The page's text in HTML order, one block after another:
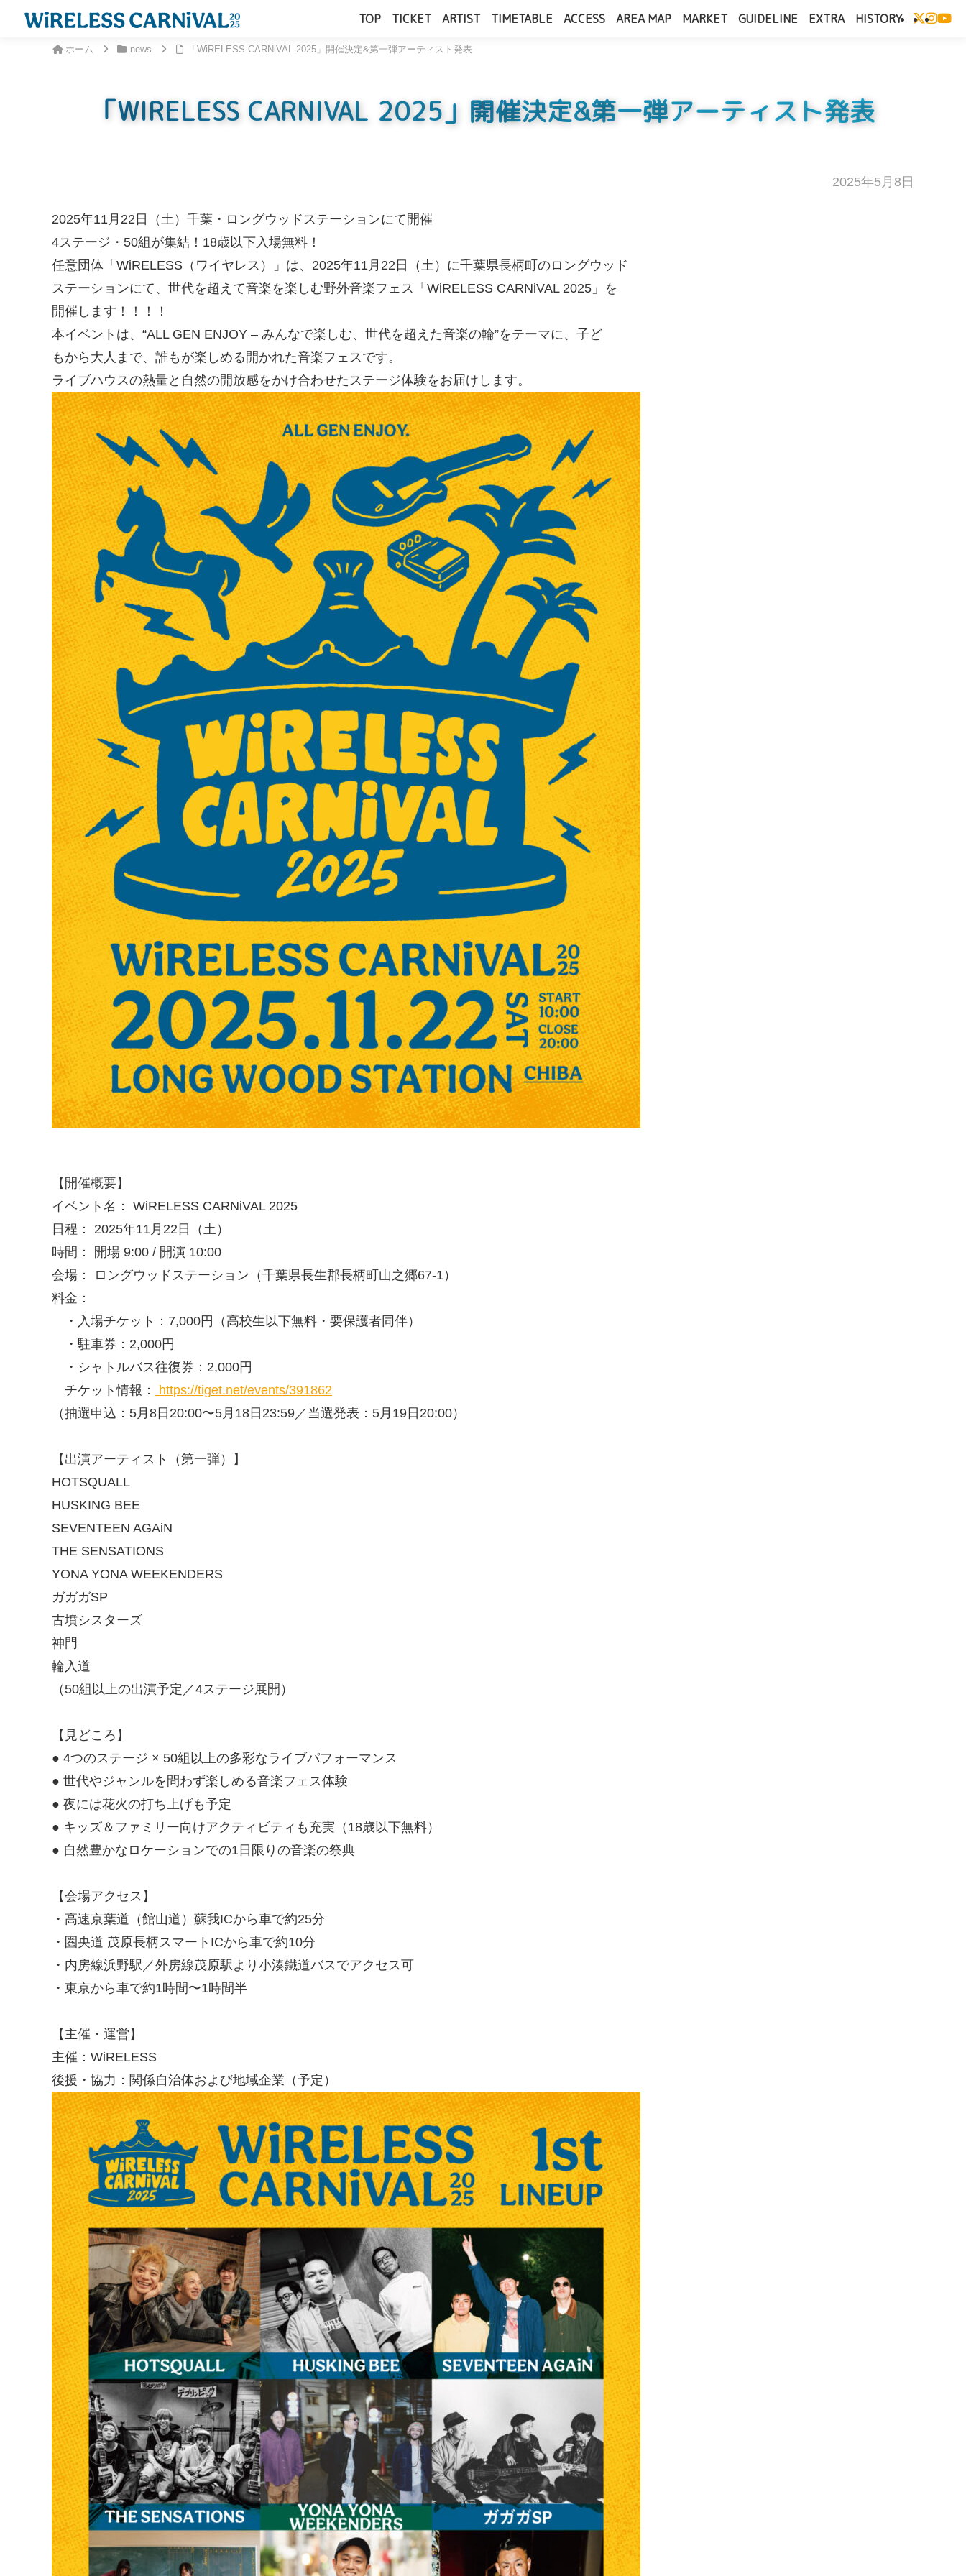
TOP TICKET ARTIST TIMETABLE ACCESS AREA MAP MARKET GUIDELINE EXTRA HISTORY
ホーム news 「WiRELESS CARNiVAL 2025」開催決定&第一弾アーティスト発表
「WIRELESS CARNIVAL 2025」開催決定&第一弾アーティスト発表
2025年5月8日
2025年11月22日（土）千葉・ロングウッドステーションにて開催
4ステージ・50組が集結！18歳以下入場無料！
任意団体「WiRELESS（ワイヤレス）」は、2025年11月22日（土）に千葉県長柄町のロングウッド
ステーションにて、世代を超えて音楽を楽しむ野外音楽フェス「WiRELESS CARNiVAL 2025」を
開催します！！！！
本イベントは、“ALL GEN ENJOY – みんなで楽しむ、世代を超えた音楽の輪”をテーマに、子ど
もから大人まで、誰もが楽しめる開かれた音楽フェスです。
ライブハウスの熱量と自然の開放感をかけ合わせたステージ体験をお届けします。
【開催概要】
イベント名： WiRELESS CARNiVAL 2025
日程： 2025年11月22日（土）
時間： 開場 9:00 / 開演 10:00
会場： ロングウッドステーション（千葉県長生郡長柄町山之郷67-1）
料金：
・入場チケット：7,000円（高校生以下無料・要保護者同伴）
・駐車券：2,000円
・シャトルバス往復券：2,000円
チケット情報：
https://tiget.net/events/391862
（抽選申込：5月8日20:00〜5月18日23:59／当選発表：5月19日20:00）
【出演アーティスト（第一弾）】
HOTSQUALL
HUSKING BEE
SEVENTEEN AGAiN
THE SENSATIONS
YONA YONA WEEKENDERS
ガガガSP
古墳シスターズ
神門
輪入道
（50組以上の出演予定／4ステージ展開）
【見どころ】
● 4つのステージ × 50組以上の多彩なライブパフォーマンス
● 世代やジャンルを問わず楽しめる音楽フェス体験
● 夜には花火の打ち上げも予定
● キッズ＆ファミリー向けアクティビティも充実（18歳以下無料）
● 自然豊かなロケーションでの1日限りの音楽の祭典
【会場アクセス】
・高速京葉道（館山道）蘇我ICから車で約25分
・圏央道 茂原長柄スマートICから車で約10分
・内房線浜野駅／外房線茂原駅より小湊鐵道バスでアクセス可
・東京から車で約1時間〜1時間半
【主催・運営】
主催：WiRELESS
後援・協力：関係自治体および地域企業（予定）